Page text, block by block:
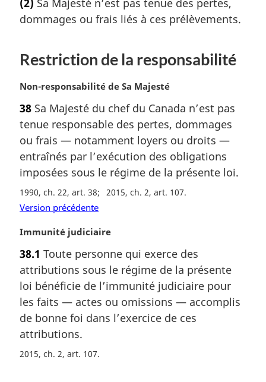
n
a
:
t
e
r
i
a
l
e
dommages ou frais liés à ces prélèvements.
Restriction de la responsabilité
N
t
e
m
a
g
i
n
l
:
Non-responsabilité de Sa Majesté
38 Sa Majesté du chef du Canada n’est pas
tenue responsable des pertes, dommages
ou frais — notamment loyers ou droits —
entraînés par l’exécution des obligations
imposées sous le régime de la présente loi.
1990, ch. 22, art. 38 2015, ch. 2, art. 107
Version précédente
N
t
e
m
a
g
i
n
Immunité judiciaire
38.1 Toute personne qui exerce des
attributions sous le régime de la présente
loi bénéficie de l’immunité judiciaire pour
les faits — actes ou omissions — accomplis
de bonne foi dans l’exercice de ces
attributions.
2015, ch. 2, art. 107